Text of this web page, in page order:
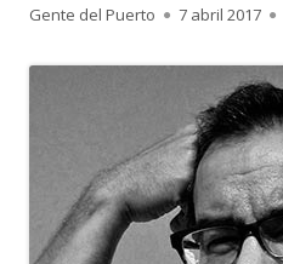
Autor
Gente del Puerto
Publicado
7 abril 2017